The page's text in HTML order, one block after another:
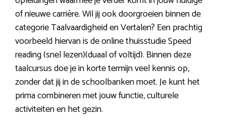
of nieuwe carrière. Wil jij ook doorgroeien binnen de
categorie Taalvaardigheid en Vertalen? Een prachtig
voorbeeld hiervan is de online thuisstudie Speed
reading (snel lezen)(duaal of voltijd). Binnen deze
taalcursus doe je in korte termijn veel kennis op,
zonder dat jij in de schoolbanken moet. Je kunt het
prima combineren met jouw functie, culturele
activiteiten en het gezin.